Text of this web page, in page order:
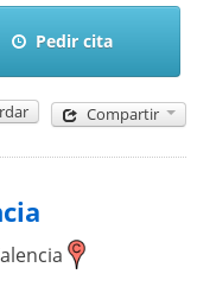
Pedir cita
Compartir